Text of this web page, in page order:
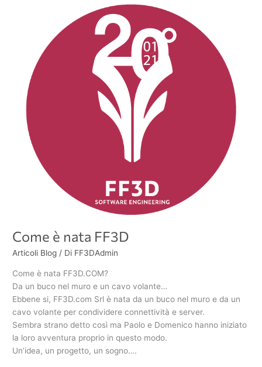
Come è nata FF3D
Articoli Blog / Di FF3DAdmin
Come è nata FF3D.COM?
Da un buco nel muro e un cavo volante…
Ebbene si, FF3D.com Srl è nata da un buco nel muro e da un
cavo volante per condividere connettività e server.
Sembra strano detto così ma Paolo e Domenico hanno iniziato
la loro avventura proprio in questo modo.
Un’idea, un progetto, un sogno….